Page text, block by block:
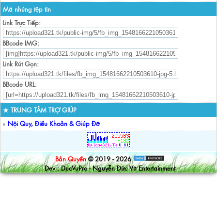
Mã nhúng tệp tin
Link Trực Tiếp:
BBcode IMG:
Link Rút Gọn:
BBcode URL:
★ TRUNG TÂM TRỢ GIÚP
» Nội Quy, Điều Khoản & Giúp Đỡ
Bản Quyền © 2019 - 2026
Dev : DucVuPro - Nguyễn Đức Vũ Entertainment